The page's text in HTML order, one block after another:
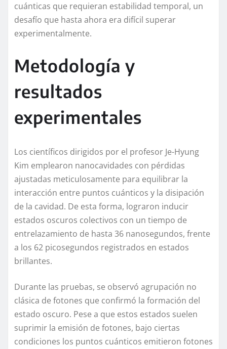
cuánticas que requieran estabilidad temporal, un
desafío que hasta ahora era difícil superar
experimentalmente.
Metodología y
resultados
experimentales
Los científicos dirigidos por el profesor Je-Hyung
Kim emplearon nanocavidades con pérdidas
ajustadas meticulosamente para equilibrar la
interacción entre puntos cuánticos y la disipación
de la cavidad. De esta forma, lograron inducir
estados oscuros colectivos con un tiempo de
entrelazamiento de hasta 36 nanosegundos, frente
a los 62 picosegundos registrados en estados
brillantes.
Durante las pruebas, se observó agrupación no
clásica de fotones que confirmó la formación del
estado oscuro. Pese a que estos estados suelen
suprimir la emisión de fotones, bajo ciertas
condiciones los puntos cuánticos emitieron fotones